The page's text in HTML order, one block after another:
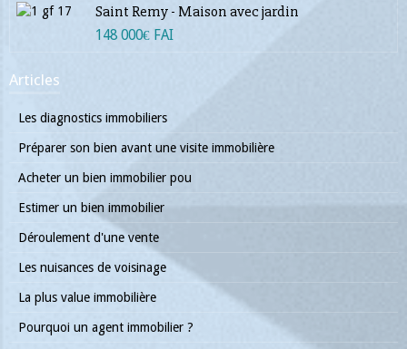
Saint Remy - Maison avec jardin
148 000€ FAI
Articles
Les diagnostics immobiliers
Préparer son bien avant une visite immobilière
Acheter un bien immobilier pou
Estimer un bien immobilier
Déroulement d'une vente
Les nuisances de voisinage
La plus value immobilière
Pourquoi un agent immobilier ?